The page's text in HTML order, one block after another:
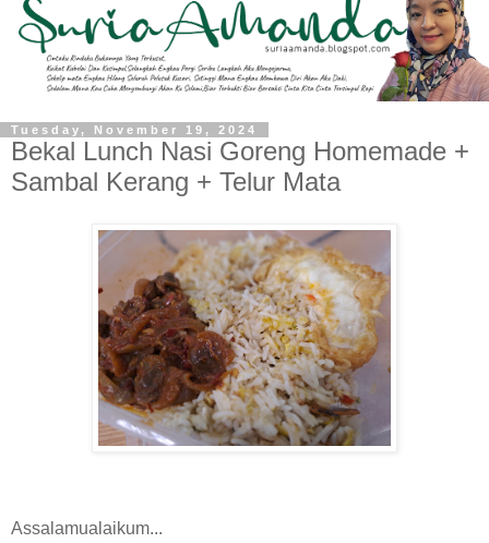
Tuesday, November 19, 2024
Bekal Lunch Nasi Goreng Homemade +
Sambal Kerang + Telur Mata
Assalamualaikum...